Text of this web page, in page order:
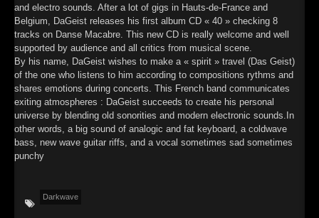
and electro sounds. After a lot of gigs in Hauts-de-France and
Belgium, DaGeist releases his first album CD « 40 » checking 8
tracks on Danse Macabre. This new CD is really welcome and well
supported by audience and all critics from musical scene.
By his name, DaGeist wishes to make a « spirit » travel (Das Geist)
of the one who listens to him according to compositions rythms and
shares emotions during concerts. This French band communicates
exiting atmospheres : DaGeist succeeds to create his personal
universe by blending old sonorities and modern electronic sounds.In
other words, a big sound of analogic and fat keyboard, a coldwave
bass, new wave guitar riffs, and a vocal sometimes sad sometimes
punchy
Darkwave